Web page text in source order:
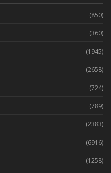
(850)
(360)
(1945)
(2658)
(724)
(789)
(2383)
(6916)
(1258)